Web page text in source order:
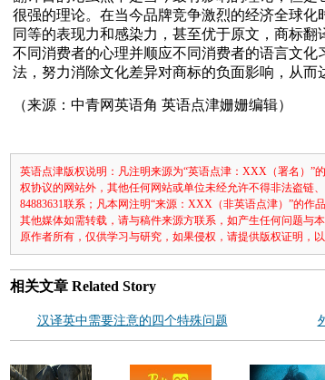
很强的理论。在当今品牌竞争激烈的经济全球
同等的表现力和感染力，甚至优于原文，商标
不同消费者的心理并顺应不同消费者的语言文
法，努力消除文化差异对商标的负面影响，从而
（来源：中青网英语角 英语点津姗姗编辑）
英语点津版权说明：凡注明来源为“英语点津：XXX（署名）”
权协议的网站外，其他任何网站或单位未经允许不得非法盗链
84883631联系；凡本网注明“来源：XXX（非英语点津）”的作
其他媒体如需转载，请与稿件来源方联系，如产生任何问题与
原作者所有，仅供学习与研究，如果侵权，请提供版权证明，以
相关文章 Related Story
汉译英中需要注意的四个特殊问题